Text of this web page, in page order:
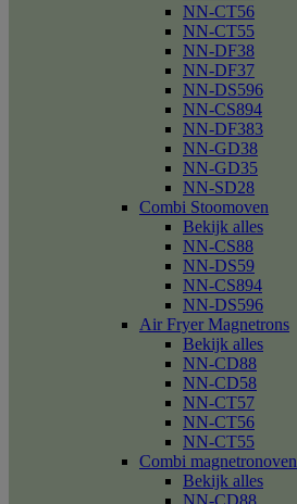
NN-CT56
NN-CT55
NN-DF38
NN-DF37
NN-DS596
NN-CS894
NN-DF383
NN-GD38
NN-GD35
NN-SD28
Combi Stoomoven
Bekijk alles
NN-CS88
NN-DS59
NN-CS894
NN-DS596
Air Fryer Magnetrons
Bekijk alles
NN-CD88
NN-CD58
NN-CT57
NN-CT56
NN-CT55
Combi magnetronoven
Bekijk alles
NN-CD88